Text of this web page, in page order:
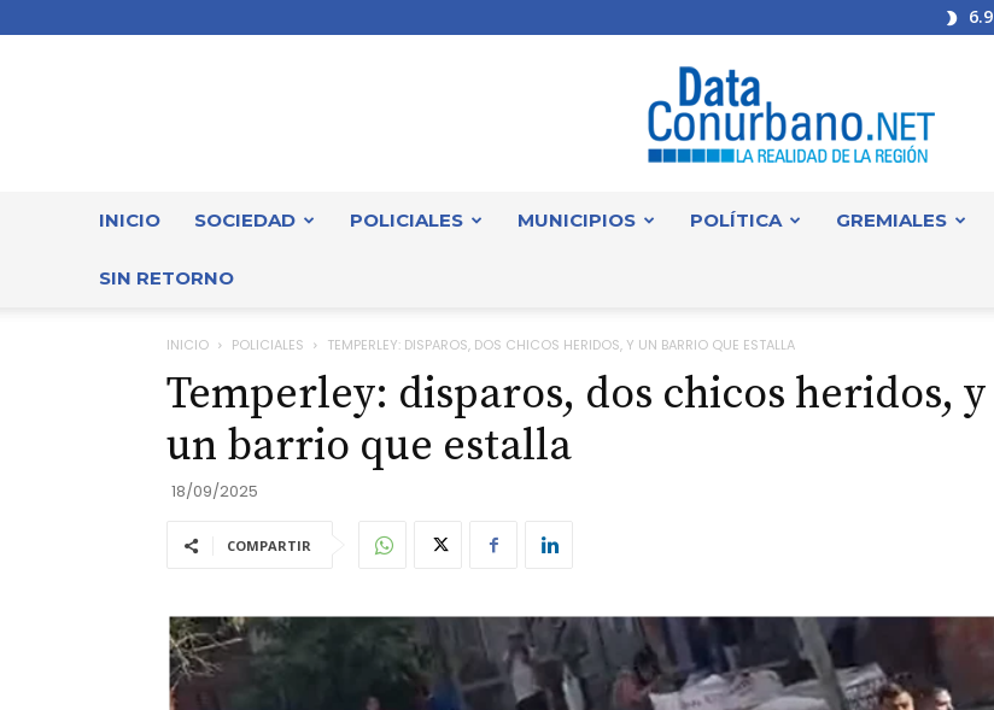
6.9
INICIO SOCIEDAD POLICIALES MUNICIPIOS POLÍTICA GREMIALES
SIN RETORNO
INICIO POLICIALES TEMPERLEY: DISPAROS, DOS CHICOS HERIDOS, Y UN BARRIO QUE ESTALLA
Temperley: disparos, dos chicos heridos, y
un barrio que estalla
18/09/2025
COMPARTIR